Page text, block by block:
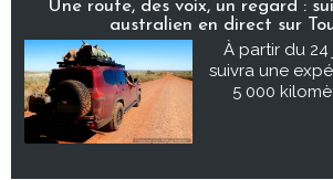
Une route, des voix, un regard :
australien en direct sur
À partir du 24
suivra une
5 000